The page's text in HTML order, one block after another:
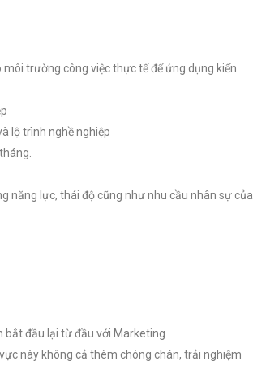
trường công việc thực tế để ứng dụng kiến
lộ trình nghề nghiệp
năng lực, thái độ cũng như nhu cầu nhân sự của
bắt đầu lại từ đầu với Marketing
này không cả thèm chóng chán, trải nghiệm